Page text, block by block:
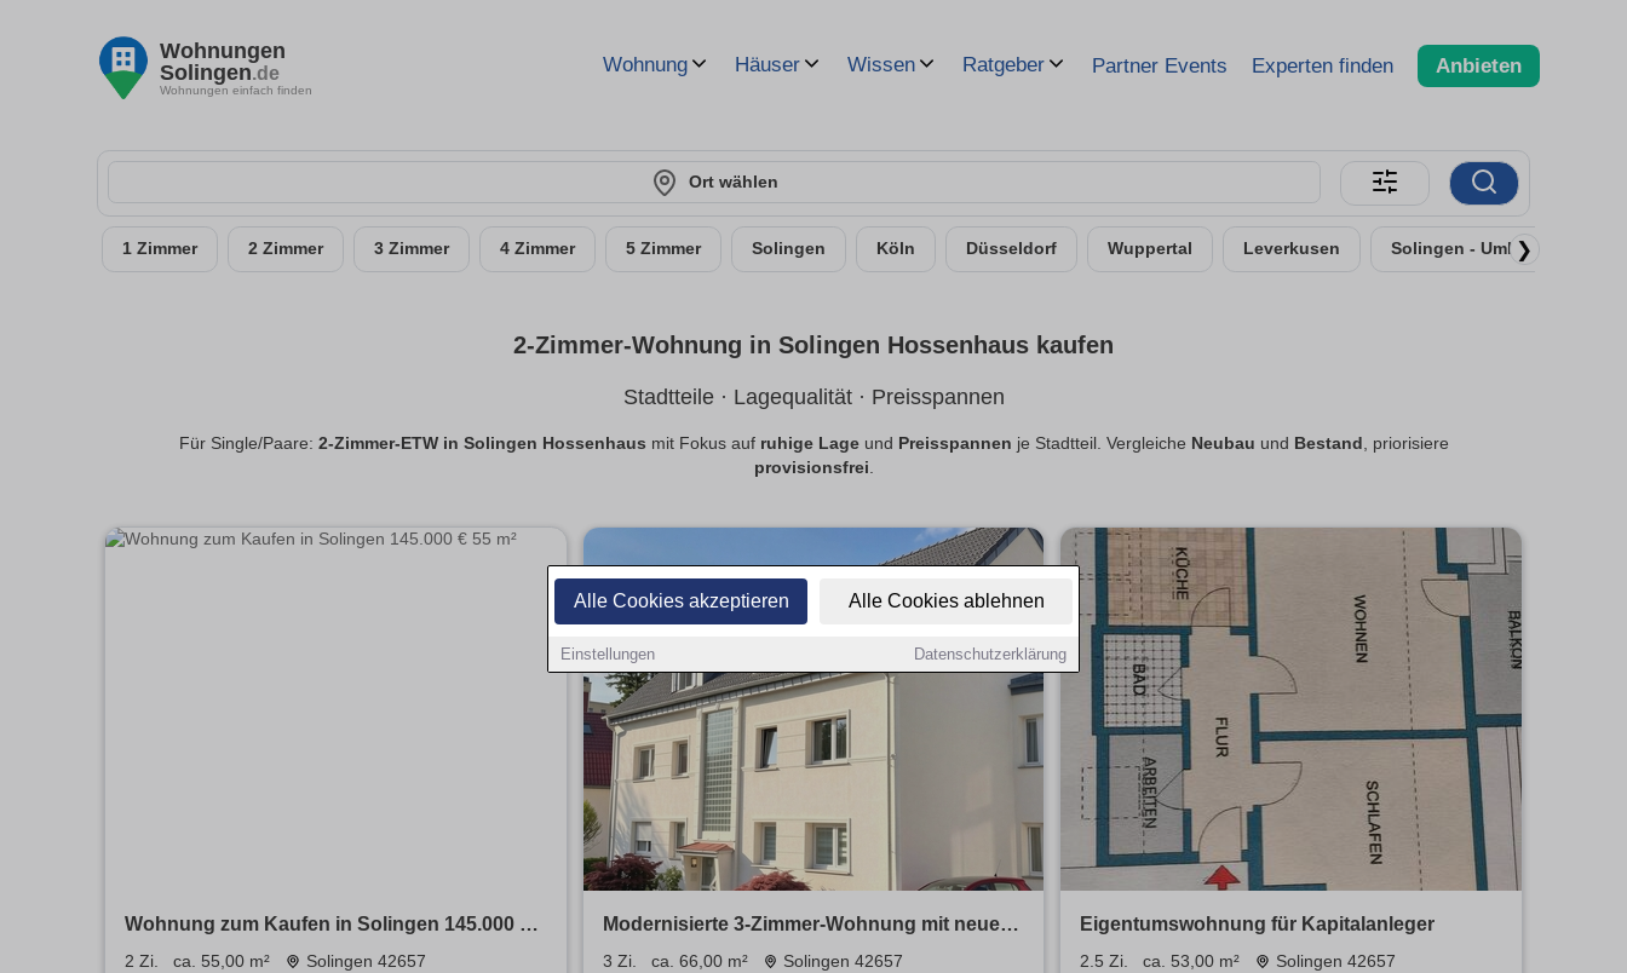
Alle Cookies akzeptieren Alle Cookies ablehnen
Einstellungen Datenschutzerklärung
Wohnungen
Solingen.de
Wohnungen einfach finden
Wohnung Häuser Wissen Ratgeber Partner Events Experten finden Anbieten
Ort wählen
1 Zimmer 2 Zimmer 3 Zimmer 4 Zimmer 5 Zimmer Solingen Köln Düsseldorf Wuppertal Leverkusen Solingen - Umland
❯
2-Zimmer-Wohnung in Solingen Hossenhaus kaufen
Stadtteile · Lagequalität · Preisspannen
Für Single/Paare: 2-Zimmer-ETW in Solingen Hossenhaus mit Fokus auf ruhige Lageund Preisspannen je Stadtteil. Vergleiche Neubau und Bestand , priorisiere
provisionsfrei.
Wohnung zum Kaufen in Solingen 145.000 €
55 m²
2 Zi. ca. 55,00 m² Solingen 42657
Modernisierte 3-Zimmer-Wohnung mit neuem
Südwestbalkon in grüner Lage
3 Zi. ca. 66,00 m² Solingen 42657
Eigentumswohnung für Kapitalanleger
2.5 Zi. ca. 53,00 m² Solingen 42657